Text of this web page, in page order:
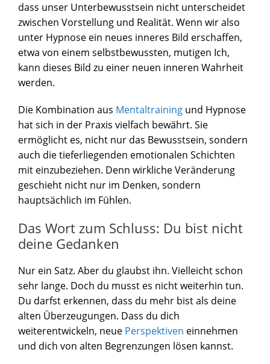
dass unser Unterbewusstsein nicht unterscheidet
zwischen Vorstellung und Realität. Wenn wir also
unter Hypnose ein neues inneres Bild erschaffen,
etwa von einem selbstbewussten, mutigen Ich,
kann dieses Bild zu einer neuen inneren Wahrheit
werden.
Die Kombination aus Mentaltraining und Hypnose
hat sich in der Praxis vielfach bewährt. Sie
ermöglicht es, nicht nur das Bewusstsein, sondern
auch die tieferliegenden emotionalen Schichten
mit einzubeziehen. Denn wirkliche Veränderung
geschieht nicht nur im Denken, sondern
hauptsächlich im Fühlen.
Das Wort zum Schluss: Du bist nicht
deine Gedanken
Nur ein Satz. Aber du glaubst ihn. Vielleicht schon
sehr lange. Doch du musst es nicht weiterhin tun.
Du darfst erkennen, dass du mehr bist als deine
alten Überzeugungen. Dass du dich
weiterentwickeln, neue Perspektiven einnehmen
und dich von alten Begrenzungen lösen kannst.